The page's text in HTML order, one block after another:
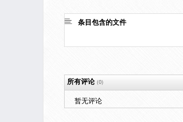
条目包含的文件
所有评论(0)
暂无评论